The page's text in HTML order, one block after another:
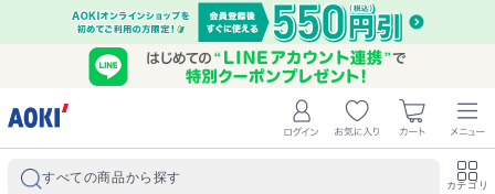
すべての商品から探す カテゴリ